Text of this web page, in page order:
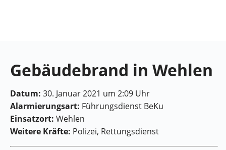
Gebäudebrand in Wehlen
Datum: 30. Januar 2021 um 2:09 Uhr
Alarmierungsart: Führungsdienst BeKu
Einsatzort: Wehlen
Weitere Kräfte: Polizei, Rettungsdienst